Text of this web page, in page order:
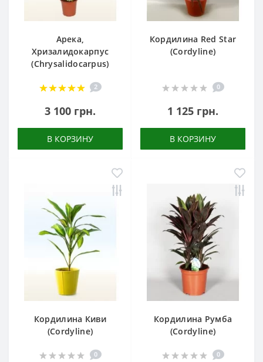
Арека,
Хризалидокарпус
(Chrysalidocarpus)
2
3 100 грн.
В КОРЗИНУ
Кордилина Red Star
(Cordyline)
0
1 125 грн.
В КОРЗИНУ
Кордилина Киви
(Cordyline)
0
Кордилина Румба
(Cordyline)
0